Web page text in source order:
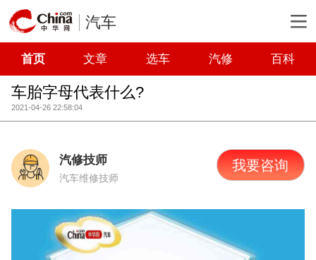
汽车
首页 文章 选车 汽修 百科
车胎字母代表什么?
2021-04-26 22:58:04
汽修技师
汽车维修技师
我要咨询